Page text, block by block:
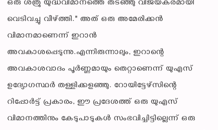
ഒരു ശത്രു യുദ്ധവിമാനത്തെ തടഞ്ഞു വിജയകരമായി
വെടിവച്ചു വീഴ്ത്തി." അത് ഒരു അമേരിക്കൻ
വിമാനമാണെന്ന് ഇറാൻ
അവകാശപ്പെടുന്നു.എന്നിരുന്നാലും, ഇറാന്റെ
അവകാശവാദം പൂർണ്ണമായും തെറ്റാണെന്ന് യുഎസ്
ഉദ്യോഗസ്ഥർ തള്ളിക്കളഞ്ഞു. റോയിട്ടേഴ്‌സിന്റെ
റിപ്പോർട്ട് പ്രകാരം, ഈ പ്രദേശത്ത് ഒരു യുഎസ്
വിമാനത്തിനും കേടുപാടുകൾ സംഭവിച്ചിട്ടില്ലെന്ന് ഒരു